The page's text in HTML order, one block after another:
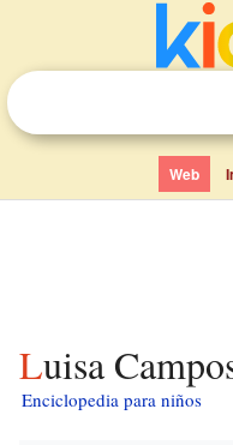
Web
Luisa
Enciclopedia para niños